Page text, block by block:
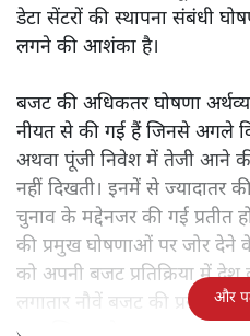
डेटा सेंटरों की स्थापना संबंधी
लगने की आशंका है।
बजट की अधिकतर घोषणा
नीयत से की गई हैं जिनसे अगले
अथवा पूंजी निवेश में तेजी आने
नहीं दिखती। इनमें से
चुनाव के मद्देनजर की गई प्रतीत
की प्रमुख घोषणाओं पर जोर देने के
को अपनी बजट प्रतिक्रिया में देश
लगातार नौवें बजट की प्रस्तुति
और